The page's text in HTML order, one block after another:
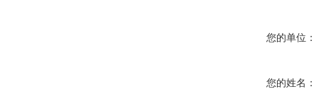
您的单位：
您的姓名：